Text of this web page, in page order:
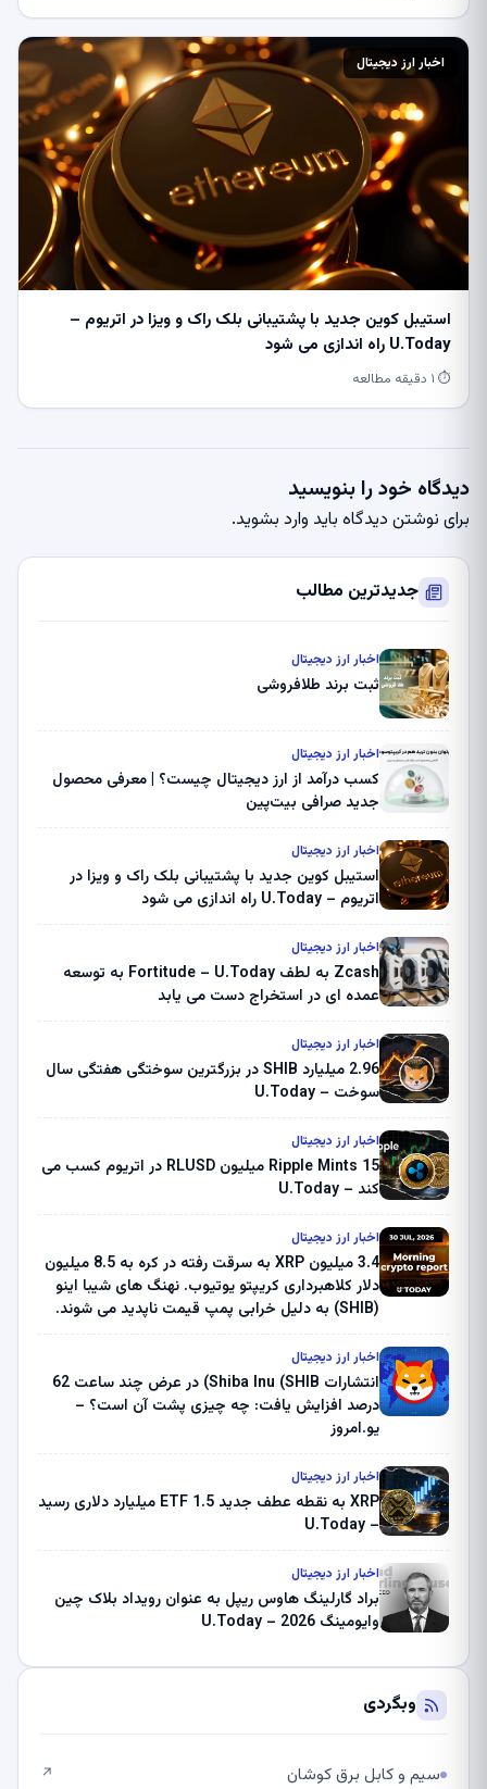
اخبار ارز دیجیتال
استیبل کوین جدید با پشتیبانی بلک راک و ویزا در اتریوم –
U.Today راه اندازی می شود
⏱ ۱ دقیقه مطالعه
دیدگاه خود را بنویسید
برای نوشتن دیدگاه باید وارد بشوید.
جدیدترین مطالب
اخبار ارز دیجیتال
ثبت برند طلافروشی
اخبار ارز دیجیتال
کسب درآمد از ارز دیجیتال چیست؟ | معرفی محصول
جدید صرافی بیت‌پین
اخبار ارز دیجیتال
استیبل کوین جدید با پشتیبانی بلک راک و ویزا در
اتریوم – U.Today راه اندازی می شود
اخبار ارز دیجیتال
Zcash به لطف Fortitude – U.Today به توسعه
عمده ای در استخراج دست می یابد
اخبار ارز دیجیتال
2.96 میلیارد SHIB در بزرگترین سوختگی هفتگی سال
سوخت – U.Today
اخبار ارز دیجیتال
Ripple Mints 15 میلیون RLUSD در اتریوم کسب می
کند – U.Today
اخبار ارز دیجیتال
3.4 میلیون XRP به سرقت رفته در کره به 8.5 میلیون
دلار کلاهبرداری کریپتو یوتیوب. نهنگ های شیبا اینو
(SHIB) به دلیل خرابی پمپ قیمت ناپدید می شوند.
ثبت کرد – گزارش کریپتو صبح – U.Today
اخبار ارز دیجیتال
انتشارات Shiba Inu (SHIB) در عرض چند ساعت 62
درصد افزایش یافت: چه چیزی پشت آن است؟ –
یو.امروز
اخبار ارز دیجیتال
XRP به نقطه عطف جدید ETF 1.5 میلیارد دلاری رسید
– U.Today
اخبار ارز دیجیتال
براد گارلینگ هاوس ریپل به عنوان رویداد بلاک چین
وایومینگ 2026 – U.Today
وبگردی
سیم و کابل برق کوشان ↗